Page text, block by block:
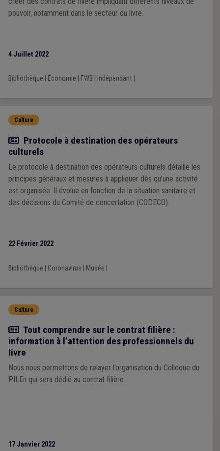
pouvoir, notamment dans le secteur du livre.
4 Juillet 2022
Bibliothèque Économie FWB Indépendant|
Culture
Actualité
Protocole à destination des opérateurs
culturels
Le protocole à destination des opérateurs culturels détaille les
principes généraux et mesures à appliquer dès qu’une activité
est organisée. Il évolue en fonction de la situation sanitaire et
des décisions du Comité de concertation (CODECO).
22 Février 2022
Bibliothèque Coronavirus Musée
Culture
Actualité
Tout comprendre sur le contrat filière :
information à l’attention des professionnels du
livre
Nous nous permettons de relayer l’organisation du Colloque du
PILEn qui sera dédié au contrat filière.
17 Janvier 2022